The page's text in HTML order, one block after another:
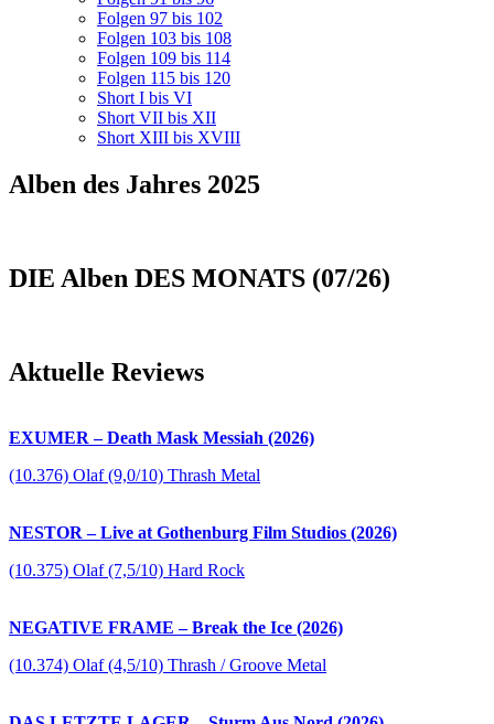
Folgen 97 bis 102
Folgen 103 bis 108
Folgen 109 bis 114
Folgen 115 bis 120
Short I bis VI
Short VII bis XII
Short XIII bis XVIII
Alben des Jahres 2025
DIE Alben DES MONATS (07/26)
Aktuelle Reviews
EXUMER – Death Mask Messiah (2026)
(10.376) Olaf (9,0/10) Thrash Metal
NESTOR – Live at Gothenburg Film Studios (2026)
(10.375) Olaf (7,5/10) Hard Rock
NEGATIVE FRAME – Break the Ice (2026)
(10.374) Olaf (4,5/10) Thrash / Groove Metal